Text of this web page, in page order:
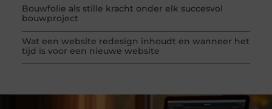
Bouwfolie als stille kracht onder elk succesvol
bouwproject
Wat een website redesign inhoudt en wanneer het
tijd is voor een nieuwe website